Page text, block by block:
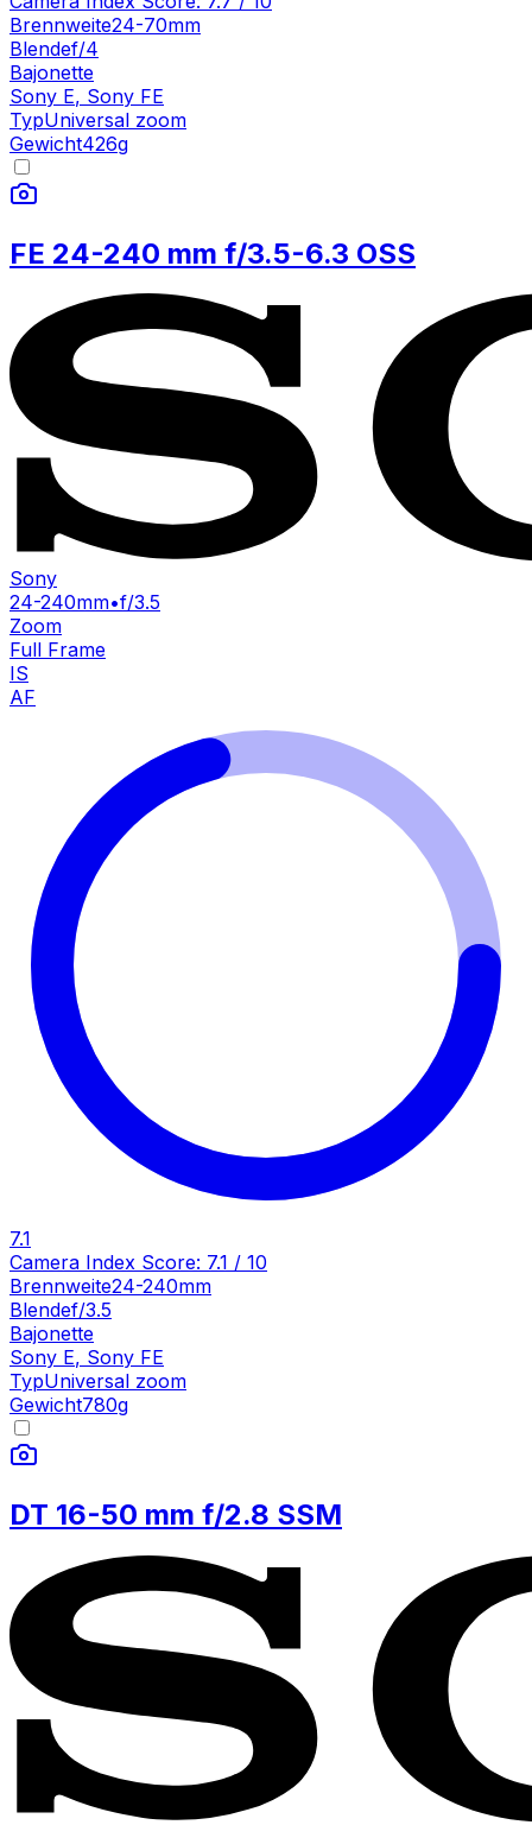
Brennweite24-70mm
Blendef/4
Bajonette
Sony E, Sony FE
TypUniversal zoom
Gewicht426g
FE 24-240 mm f/3.5-6.3 OSS
Sony
24-240mm•f/3.5
Zoom
Full Frame
IS
AF
7.1
Camera Index Score: 7.1 / 10
Brennweite24-240mm
Blendef/3.5
Bajonette
Sony E, Sony FE
TypUniversal zoom
Gewicht780g
DT 16-50 mm f/2.8 SSM